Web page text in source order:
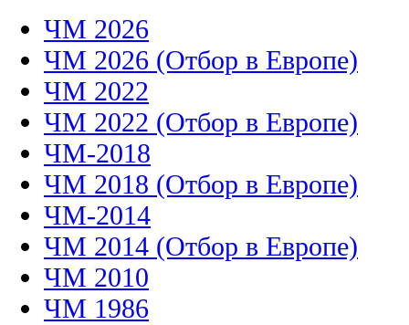
ЧМ 2026
ЧМ 2026 (Отбор в Европе)
ЧМ 2022
ЧМ 2022 (Отбор в Европе)
ЧМ-2018
ЧМ 2018 (Отбор в Европе)
ЧМ-2014
ЧМ 2014 (Отбор в Европе)
ЧМ 2010
ЧМ 1986